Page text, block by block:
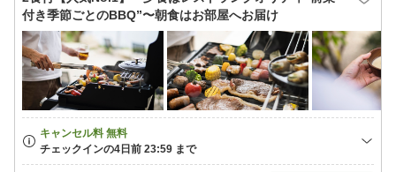
付き季節ごとのBBQ”〜朝食はお部屋へお届け